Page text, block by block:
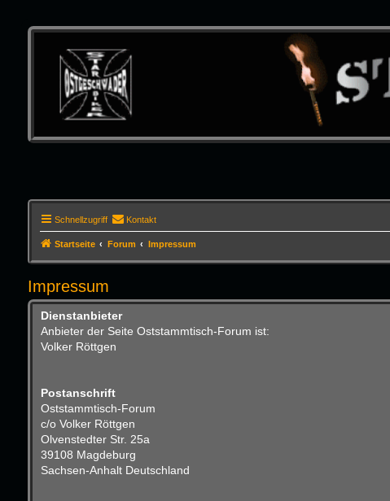
Schnellzugriff Kontakt
Startseite Forum Impressum
Impressum
Dienstanbieter
Anbieter der Seite Oststammtisch-Forum ist:
Volker Röttgen
Postanschrift
Oststammtisch-Forum
c/o Volker Röttgen
Olvenstedter Str. 25a
39108 Magdeburg
Sachsen-Anhalt Deutschland